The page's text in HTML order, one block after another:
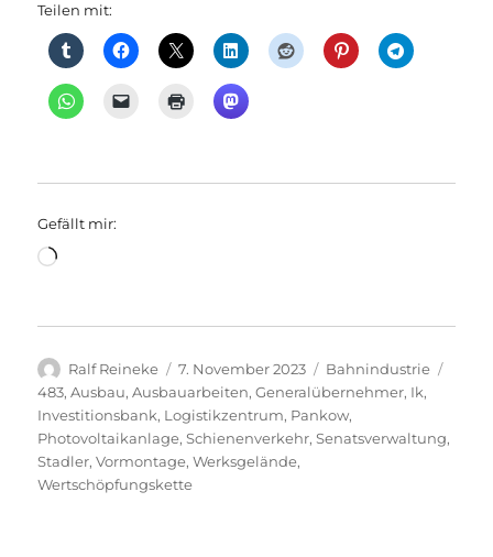
Teilen mit:
Gefällt mir:
Wird
Autor
Ralf Reineke
Veröffentlicht
am
7. November 2023 Kategorien
Bahnindustrie
483,Ausbau,Ausbauarbeiten,Generalübernehmer, Ik,
Investitionsbank, Logistikzentrum, Pankow,
Photovoltaikanlage,Schienenverkehr,Senatsverwaltung,
Stadler,Vormontage,Werksgelände,
Wertschöpfungskette